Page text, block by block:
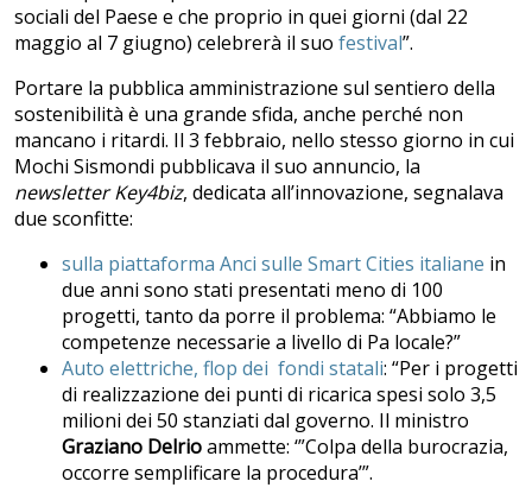
sociali del Paese e che proprio in quei giorni (dal 22
maggio al 7 giugno) celebrerà il suo festival”.
Portare la pubblica amministrazione sul sentiero della
sostenibilità è una grande sfida, anche perché non
mancano i ritardi. Il 3 febbraio, nello stesso giorno in cui
Mochi Sismondi pubblicava il suo annuncio, la
newsletter Key4biz, dedicata all’innovazione, segnalava
due sconfitte:
sulla piattaforma Anci sulle Smart Cities italiane in
due anni sono stati presentati meno di 100
progetti, tanto da porre il problema: “Abbiamo le
competenze necessarie a livello di Pa locale?”
Auto elettriche, flop dei fondi statali: “Per i progetti
di realizzazione dei punti di ricarica spesi solo 3,5
milioni dei 50 stanziati dal governo. Il ministro
Graziano Delrioammette: ‘”Colpa della burocrazia,
occorre semplificare la procedura’”.